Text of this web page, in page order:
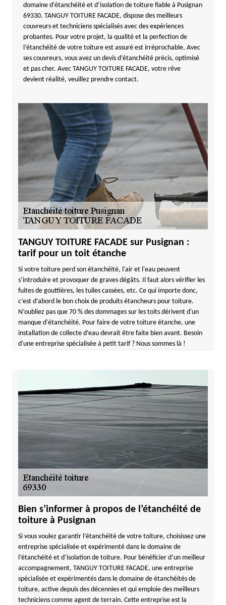
domaine d’étanchéité et d’isolation de toiture fiable à Pusignan
69330. TANGUY TOITURE FACADE, dispose des meilleurs
couvreurs et techniciens spécialisés avec des expériences
probantes. Pour votre projet, la qualité et la perfection de
l’étanchéité de votre toiture est assuré est irréprochable. Avec
ses couvreurs, vous avez un devis d’étanchéité précis, optimisé
et pas cher. Avec TANGUY TOITURE FACADE, votre rêve
devient réalité, veuillez prendre contact.
TANGUY TOITURE FACADE sur Pusignan :
tarif pour un toit étanche
Si votre toiture perd son étanchéité, l'air et l'eau peuvent
s’introduire et provoquer de graves dégâts. Il faut alors vérifier les
fuites de gouttières, les tuiles cassées, etc. Ce qui importe donc,
c’est d’abord le bon choix de produits étancheurs pour toiture.
N’oubliez pas que 70 % des dommages sur les toits dérivent d'un
manque d'étanchéité. Pour faire de votre toiture étanche, une
installation de collecte d’eau devrait être faite bien avant. Besoin
d'une entreprise spécialisée à petit tarif ? Nous sommes là !
Bien s’informer à propos de l’étanchéité de
toiture à Pusignan
Si vous voulez garantir l’étanchéité de votre toiture, choisissez une
entreprise spécialisée et expérimenté dans le domaine de
l’étanchéité et d’isolation de toiture. Pour bénéficier d’un meilleur
accompagnement, TANGUY TOITURE FACADE, une entreprise
spécialisée et expérimentés dans le domaine de étanchéités de
toiture, active depuis des décennies et qui emploie des meilleurs
techniciens comme agent de terrain. Cette entreprise est la